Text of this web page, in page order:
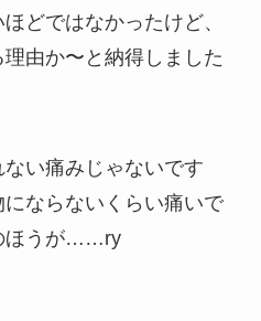
どではなかったけど、
由か〜と納得しました
い痛みじゃないです
ならないくらい痛いで
ほうが……ry